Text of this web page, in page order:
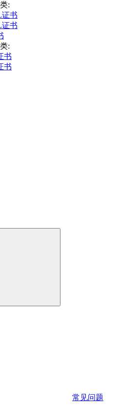
:
证书
证书
:
书
书
常见问题